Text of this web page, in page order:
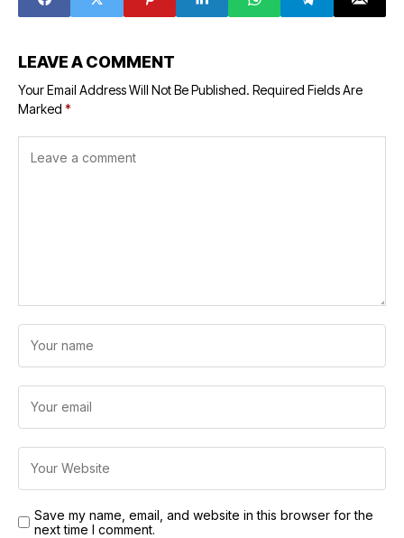
LEAVE A COMMENT
Your Email Address Will Not Be Published. Required Fields Are
Marked *
Save my name, email, and website in this browser for the
next time I comment.